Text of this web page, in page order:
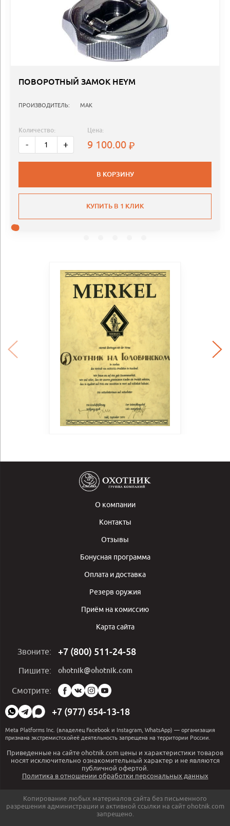
ПОВОРОТНЫЙ ЗАМОК HEYM
ПРОИЗВОДИТЕЛЬ: MAK
Количество:
- +
Цена:
9 100.00
В КОРЗИНУ
КУПИТЬ В 1 КЛИК
О компании
Контакты
Отзывы
Бонусная программа
Оплата и доставка
Резерв оружия
Приём на комиссию
Карта сайта
Звоните: +7 (800) 511-24-58
Пишите: ohotnik@ohotnik.com
Смотрите:
Мы
в
социальных
сетях:
+7 (977) 654-13-18
Meta Platforms Inc. (владелец Facebook и Instagram, WhatsApp) — организация
признана экстремистскойеё деятельность запрещена на территории России.
Приведенные на сайте ohotnik.com цены и характеристики товаров
носят исключительно ознакомительный характер и не являются
публичной офертой.
Политика в отношении обработки персональных данных
Копирование любых материалов сайта без письменного
разрешения администрации и активной ссылки на сайт ohotnik.com
запрещено.